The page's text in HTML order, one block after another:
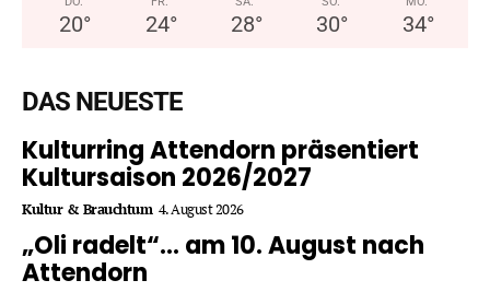
20° 24° 28° 30° 34°
DAS NEUESTE
Kulturring Attendorn präsentiert
Kultursaison 2026/2027
Kultur & Brauchtum 4. August 2026
„Oli radelt“… am 10. August nach
Attendorn